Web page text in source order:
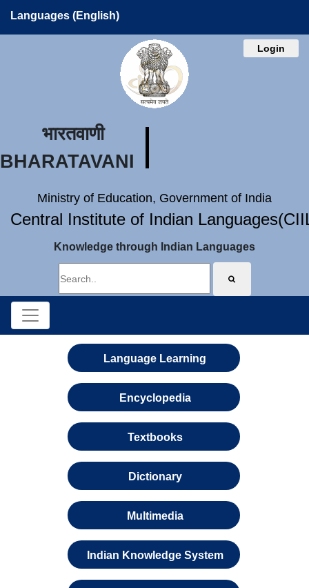
Languages (English)
Login
भारतवाणी
BHARATAVANI
Ministry of Education, Government of India
Central Institute of Indian
Knowledge through Indian Languages
Language Learning
Encyclopedia
Textbooks
Dictionary
Multimedia
Indian Knowledge System